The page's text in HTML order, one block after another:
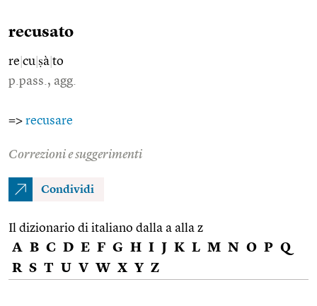
recusato
re cu ṣà to
p.pass., agg.
=> recusare
Correzioni e suggerimenti
Condividi
Il dizionario di italiano dalla a alla z
A B C D E F G H I J K L M N O P Q
R S T U V W X Y Z